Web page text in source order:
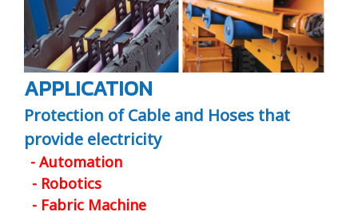
APPLICATION
Protection of Cable and Hoses that
provide electricity
- Automation
- Robotics
- Fabric Machine